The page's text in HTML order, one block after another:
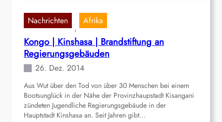
k
o
|
M
x
i
k
Nachrichten
,
Afrika
Kongo | Kinshasa | Brandstiftung an
Regierungsgebäuden
26. Dez. 2014
Aus Wut über den Tod von über 30 Menschen bei einem
Bootsunglück in der Nähe der Provinzhaupstadt Kisangani
zündeten Jugendliche Regierungsgebäude in der
Hauptstadt Kinshasa an. Seit Jahren gibt…